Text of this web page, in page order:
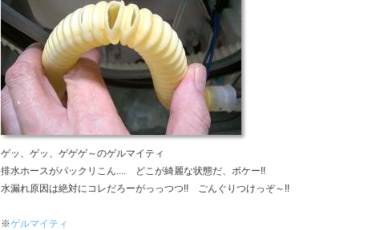
ゲッ、ゲッ、ゲゲゲ～のゲルマイティ
排水ホースがパックリこん.... どこが綺麗な状態だ、ボケー!!
水漏れ原因は絶対にコレだろーがっっつつ!! ごんぐりつけっぞ～!!
※ゲルマイティ